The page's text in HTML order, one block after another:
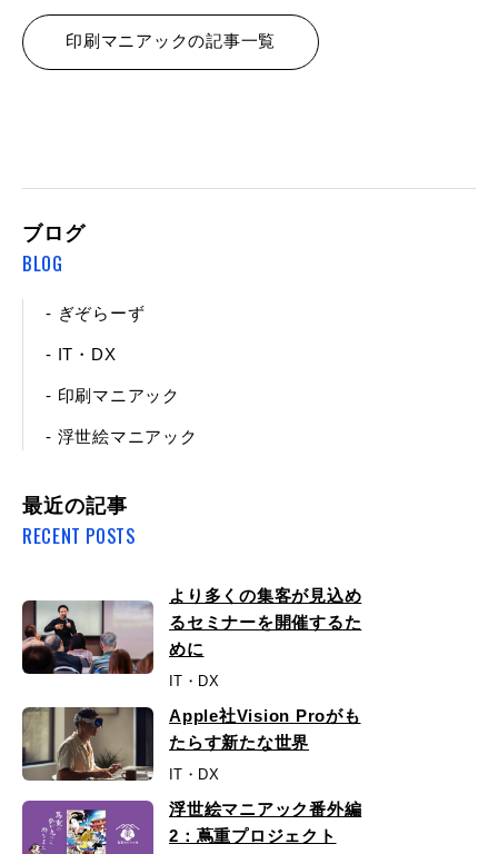
印刷マニアックの記事一覧
ブログ
BLOG
- ぎぞらーず
- IT・DX
- 印刷マニアック
- 浮世絵マニアック
最近の記事
RECENT POSTS
より多くの集客が見込め
るセミナーを開催するた
めに
IT・DX
Apple社Vision Proがも
たらす新たな世界
IT・DX
浮世絵マニアック番外編
2：蔦重プロジェクト